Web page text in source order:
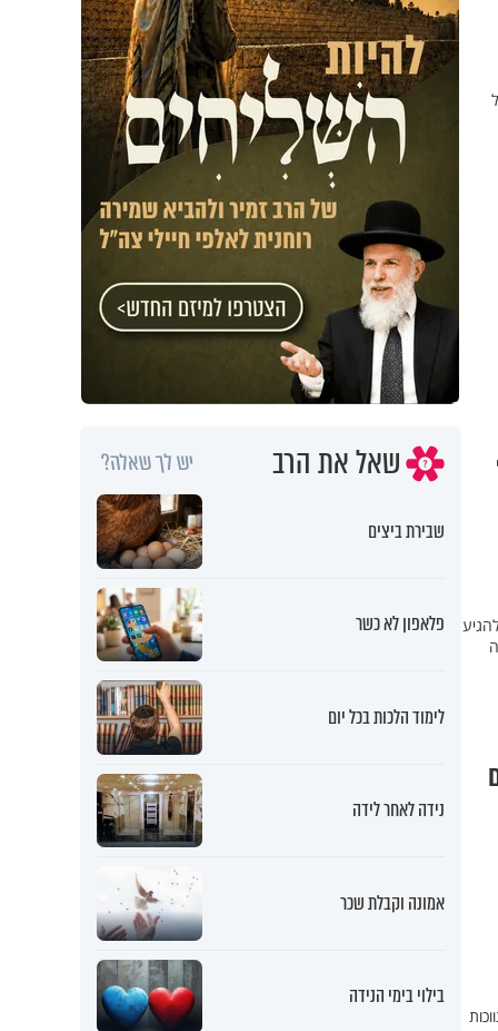
שאל את הרב יש לך שאלה?
שבירת ביצים
פלאפון לא כשר
לימוד הלכות בכל יום
נידה לאחר לידה
אמונה וקבלת שכר
בילוי בימי הנידה